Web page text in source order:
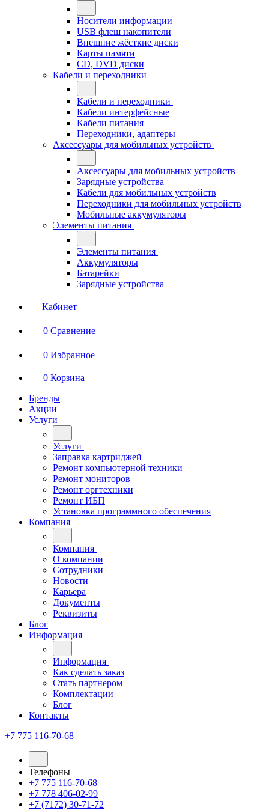
Носители информации
USB флеш накопители
Внешние жёсткие диски
Карты памяти
CD, DVD диски
Кабели и переходники
Кабели и переходники
Кабели интерфейсные
Кабели питания
Переходники, адаптеры
Аксессуары для мобильных устройств
Аксессуары для мобильных устройств
Зарядные устройства
Кабели для мобильных устройств
Переходники для мобильных устройств
Мобильные аккумуляторы
Элементы питания
Элементы питания
Аккумуляторы
Батарейки
Зарядные устройства
Кабинет
0 Сравнение
0 Избранное
0 Корзина
Бренды
Акции
Услуги
Услуги
Заправка картриджей
Ремонт компьютерной техники
Ремонт мониторов
Ремонт оргтехники
Ремонт ИБП
Установка программного обеспечения
Компания
Компания
О компании
Сотрудники
Новости
Карьера
Документы
Реквизиты
Блог
Информация
Информация
Как сделать заказ
Стать партнером
Комплектации
Блог
Контакты
+7 775 116-70-68
Телефоны
+7 775 116-70-68
+7 778 406-02-99
+7 (7172) 30-71-72